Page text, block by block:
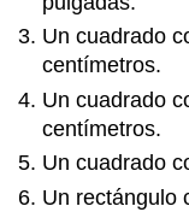
Un cuadrado
centímetros.
Un cuadrado
centímetros.
Un cuadrado
Un rectángulo